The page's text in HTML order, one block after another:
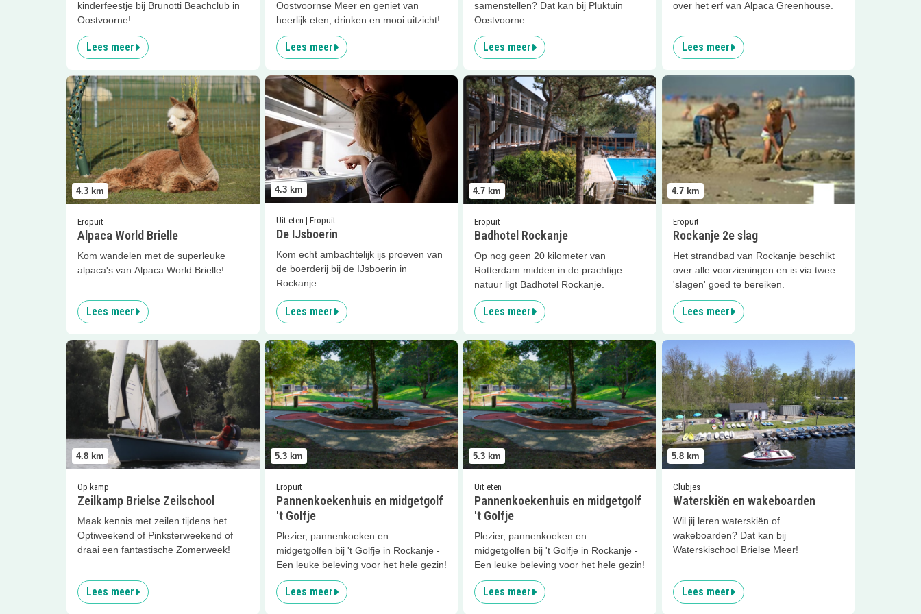
kinderfeestje bij Brunotti Beachclub in
Oostvoorne!
Lees meer
Oostvoornse Meer en geniet van
heerlijk eten, drinken en mooi uitzicht!
Lees meer
samenstellen? Dat kan bij Pluktuin
Oostvoorne.
Lees meer
over het erf van Alpaca Greenhouse.
Lees meer
4.3 km
Eropuit
Alpaca World Brielle
Kom wandelen met de superleuke
alpaca's van Alpaca World Brielle!
Lees meer
Lees meerAlpaca World Brielle
4.3 km
Uit eten | Eropuit
De IJsboerin
Kom echt ambachtelijk ijs proeven van
de boerderij bij de IJsboerin in
Rockanje
Lees meer
Lees meer De IJsboerin
4.7 km
Eropuit
Badhotel Rockanje
Op nog geen 20 kilometer van
Rotterdam midden in de prachtige
natuur ligt Badhotel Rockanje.
Lees meer
Lees meer Badhotel Rockanje
4.7 km
Eropuit
Rockanje 2e slag
Het strandbad van Rockanje beschikt
over alle voorzieningen en is via twee
'slagen' goed te bereiken.
Lees meer
Lees meer
4.8 km
Op kamp
Zeilkamp Brielse Zeilschool
Maak kennis met zeilen tijdens het
Optiweekend of Pinksterweekend of
draai een fantastische Zomerweek!
Lees meer
Lees meer Zeilkamp Brielse Zeilschool
5.3 km
Eropuit
Pannenkoekenhuis en midgetgolf
't Golfje
Plezier, pannenkoeken en
midgetgolfen bij 't Golfje in Rockanje -
Een leuke beleving voor het hele gezin!
Lees meer
Lees meer Pannenkoekenhuis en midgetgolf 't Golfje
5.3 km
Uit eten
Pannenkoekenhuis en midgetgolf
't Golfje
Plezier, pannenkoeken en
midgetgolfen bij 't Golfje in Rockanje -
Een leuke beleving voor het hele gezin!
Lees meer
Lees meer Pannenkoekenhuis en midgetgolf 't Golfje
5.8 km
Clubjes
Waterskiën en wakeboarden
Wil jij leren waterskiën of
wakeboarden? Dat kan bij
Waterskischool Brielse Meer!
Lees meer
Lees meer Waterskiën en wakeboarden